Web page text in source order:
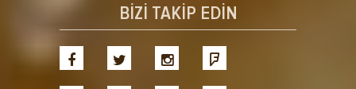
BİZİ TAKİP EDİN